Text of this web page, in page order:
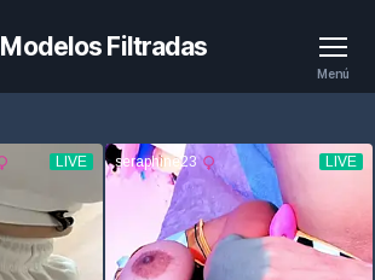
Modelos Filtradas
Menú